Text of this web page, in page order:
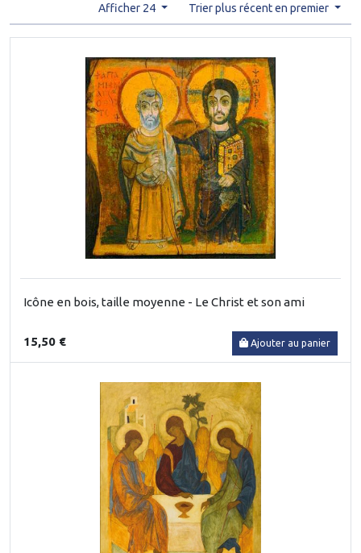
Afficher 24 Trier plus récent en premier
Icône en bois, taille moyenne - Le Christ et son ami
15,50 € Ajouter au panier